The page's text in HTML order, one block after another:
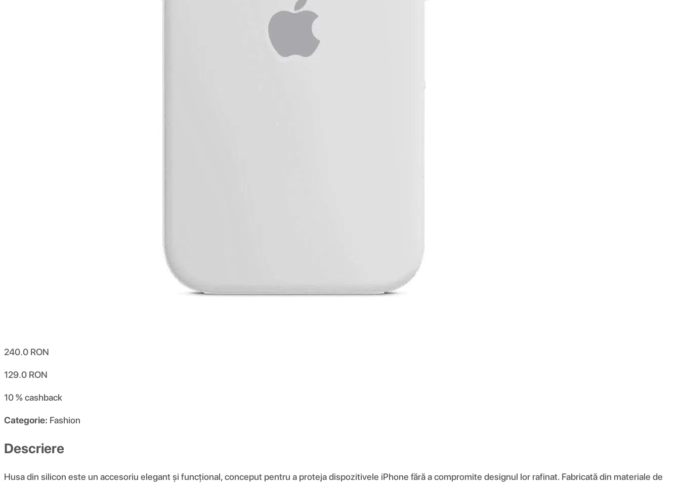
240.0 RON
129.0 RON
10 %cashback
Categorie: Fashion
Descriere
Husa din silicon este un accesoriu elegant și funcțional, conceput pentru a proteja dispozitivele iPhone fără a compromite designul lor rafinat. Fabricată din materiale de